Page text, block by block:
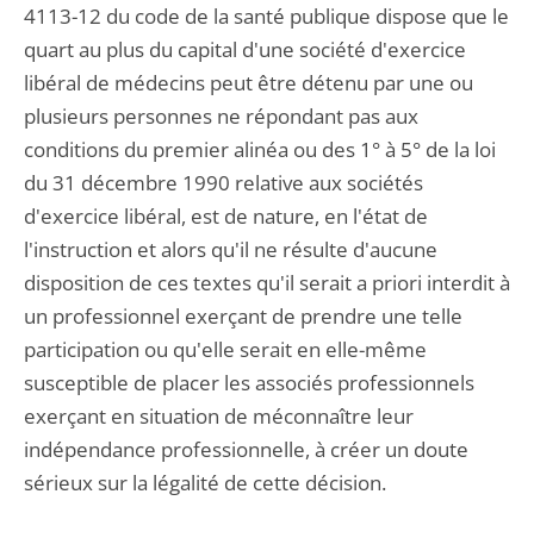
4113-12 du code de la santé publique dispose que le
quart au plus du capital d'une société d'exercice
libéral de médecins peut être détenu par une ou
plusieurs personnes ne répondant pas aux
conditions du premier alinéa ou des 1° à 5° de la loi
du 31 décembre 1990 relative aux sociétés
d'exercice libéral, est de nature, en l'état de
l'instruction et alors qu'il ne résulte d'aucune
disposition de ces textes qu'il serait a priori interdit à
un professionnel exerçant de prendre une telle
participation ou qu'elle serait en elle-même
susceptible de placer les associés professionnels
exerçant en situation de méconnaître leur
indépendance professionnelle, à créer un doute
sérieux sur la légalité de cette décision.